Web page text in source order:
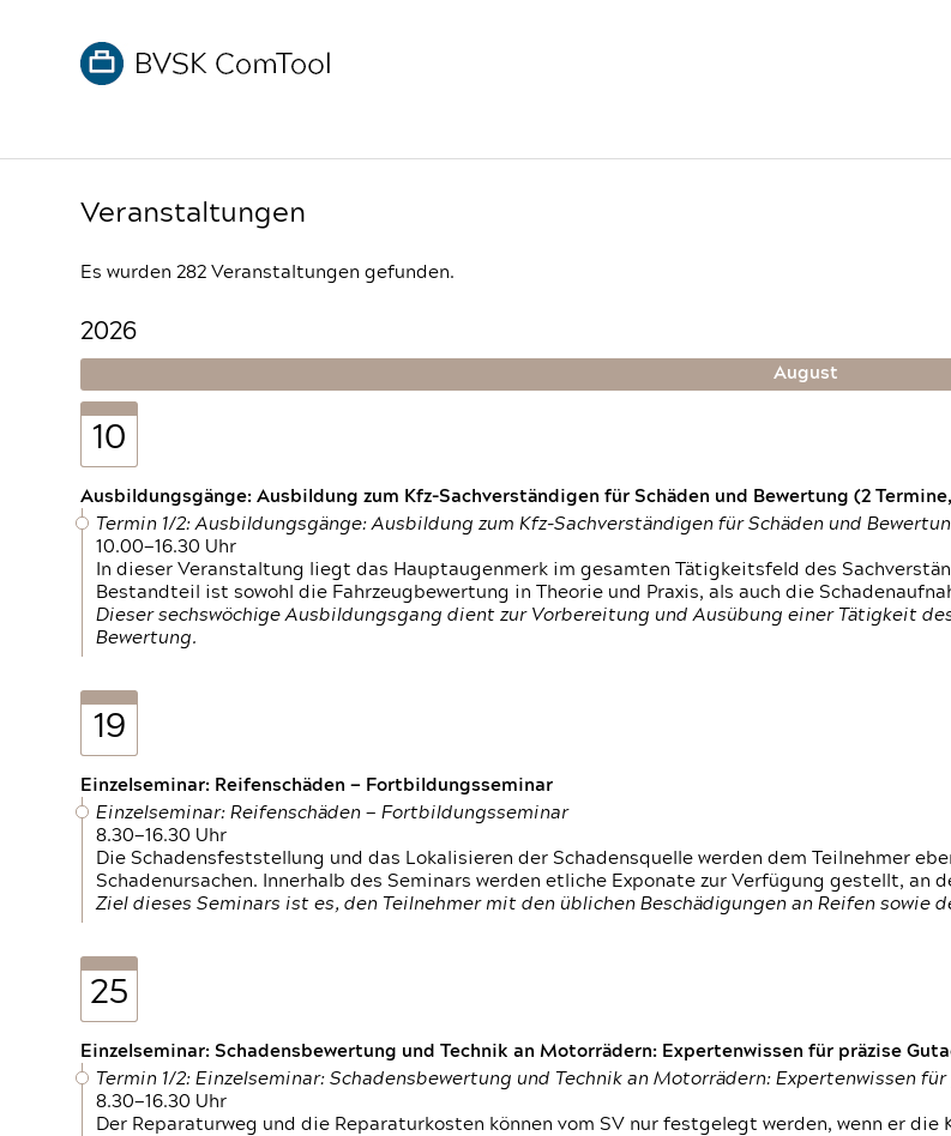
Veranstaltungen
Es wurden 282 Veranstaltungen gefunden.
2026
August
10
Ausbildungsgänge: Ausbildung zum Kfz-Sachverständigen für Schäden und Bewertung (2
Termin 1/2: Ausbildungsgänge: Ausbildung zum Kfz-Sachverständigen für Schäden und
10.00—16.30 Uhr
In dieser Veranstaltung liegt das Hauptaugenmerk im gesamten Tätigkeitsfeld des
Bestandteil ist sowohl die Fahrzeugbewertung in Theorie und Praxis, als auch die
Dieser sechswöchige Ausbildungsgang dient zur Vorbereitung und Ausübung einer Tätigkeit
Bewertung.
19
Einzelseminar: Reifenschäden — Fortbildungsseminar
Einzelseminar: Reifenschäden — Fortbildungsseminar
8.30—16.30 Uhr
Die Schadensfeststellung und das Lokalisieren der Schadensquelle werden dem Teilnehmer
Schadenursachen. Innerhalb des Seminars werden etliche Exponate zur Verfügung gestellt, an
Ziel dieses Seminars ist es, den Teilnehmer mit den üblichen Beschädigungen an Reifen sowie
25
Einzelseminar: Schadensbewertung und Technik an Motorrädern: Expertenwissen für präzise
Termin 1/2: Einzelseminar: Schadensbewertung und Technik an Motorrädern: Expertenwissen
8.30—16.30 Uhr
Der Reparaturweg und die Reparaturkosten können vom SV nur festgelegt werden, wenn er